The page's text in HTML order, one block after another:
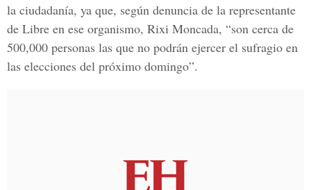
la ciudadanía, ya que, según denuncia de la representante
de Libre en ese organismo, Rixi Moncada, “son cerca de
500,000 personas las que no podrán ejercer el sufragio en
las elecciones del próximo domingo”.